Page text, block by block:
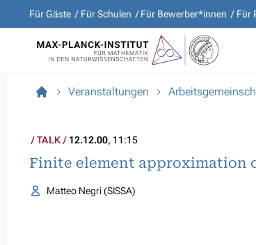
Für Gäste Für Schulen Für Bewerber*innen Für
Veranstaltungen
TALK 12.12.00, 11:15
Finite element approximation
Matteo Negri (SISSA)